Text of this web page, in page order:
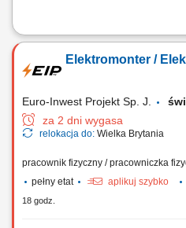
Zarządzanie projektem: pełnienie
uruchomienie i przekazanie do
planowanie: opracowywanie
Elektromonter /
Euro-Inwest Projekt Sp. J.
za 2 dni wygasa
relokacja do: Wielka Brytania
pracownik fizyczny / pracowniczka
pełny etat
aplikuj szybko
18 godz.